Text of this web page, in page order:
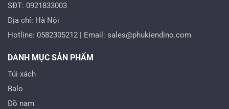
SĐT: 0921833003
Địa chỉ: Hà Nội
Hotline: 0582305212 | Email: sales@phukiendino.com
DANH MỤC SẢN PHẨM
Túi xách
Balo
Đồ nam